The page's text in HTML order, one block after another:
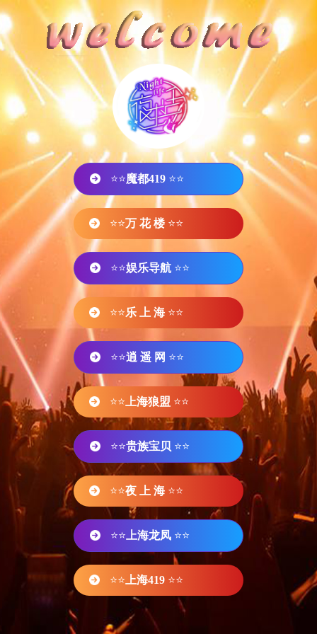
⭐⭐魔都419 ⭐⭐
⭐⭐万 花 楼 ⭐⭐
⭐⭐娱乐导航 ⭐⭐
⭐⭐乐 上 海 ⭐⭐
⭐⭐逍 遥 网 ⭐⭐
⭐⭐ 上海狼盟 ⭐⭐
⭐⭐贵族宝贝 ⭐⭐
⭐⭐夜 上 海 ⭐⭐
⭐⭐ 上海龙凤 ⭐⭐
⭐⭐ 上海419 ⭐⭐